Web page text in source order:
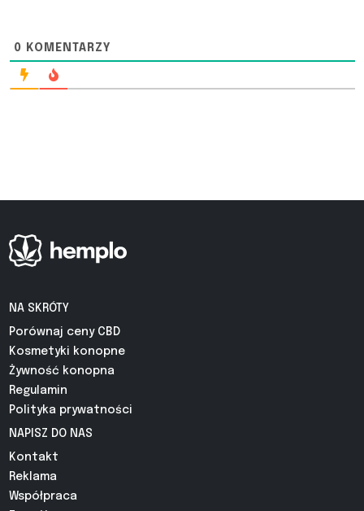
0 KOMENTARZY
NA SKRÓTY
Porównaj ceny CBD
Kosmetyki konopne
Żywność konopna
Regulamin
Polityka prywatności
NAPISZ DO NAS
Kontakt
Reklama
Współpraca